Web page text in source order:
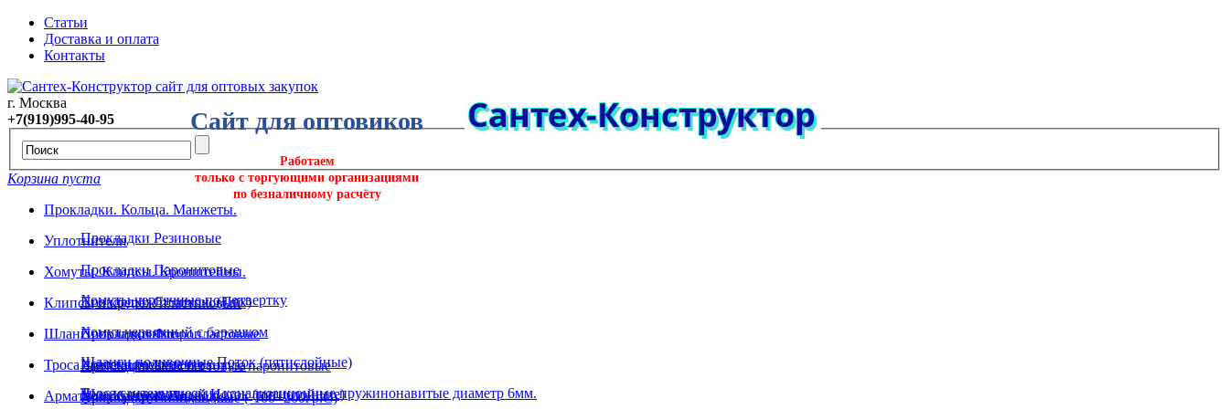
Статьи
Доставка и оплата
Контакты
Сайт для оптовиков
Работаем
только с торгующими организациями
по безналичному расчёту
г. Москва
+7(919)995-40-95
Корзина пуста
Прокладки. Кольца. Манжеты.
Прокладки Резиновые
Прокладки Паронитовые
Прокладки Силикон. (Пвх)
Прокладки Фторопластовые
Прокладки Безасбестовые паронитовые
Прокладки Силиконовые (-100+200гр.С)
Уплотнители
Хомуты. Клипсы. Кронштейны.
Хомуты червячные под отвертку
Хомут червячный с барашком
Хомуты ремонтные
Хомуты трубные
Клипсы и крепёж пластиковый
Шланги поливочные
Шланги поливочные Поток (пятислойные)
Шланг поливочный Исток (пятислойные)
Троса сантехнические и вантуза
Троса сантехнические канализационные пружинонавитые диаметр 6мм.
Арматура. Крепеж. Подводка.